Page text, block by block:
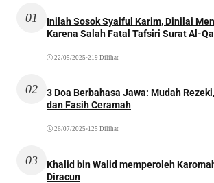
01
Inilah Sosok Syaiful Karim, Dinilai
Karena Salah Fatal Tafsiri Surat Al-
22/05/2025 •219 Dilihat
02
3 Doa Berbahasa Jawa: Mudah
dan Fasih Ceramah
26/07/2025 •125 Dilihat
03
Khalid bin Walid memperoleh
Diracun